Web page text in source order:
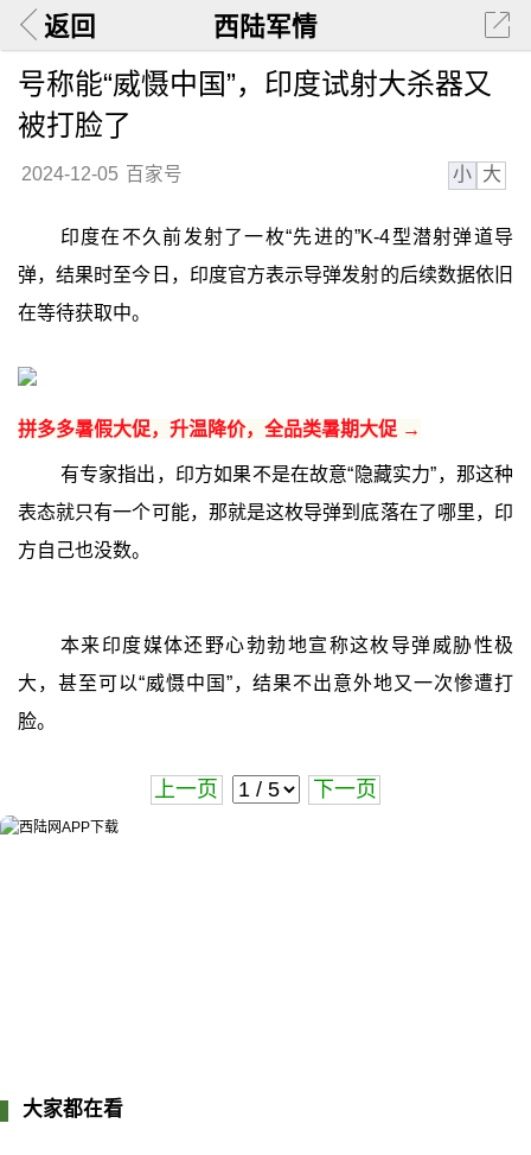
返回 西陆军情
号称能“威慑中国”，印度试射大杀器又
被打脸了
2024-12-05 百家号 小 大
印度在不久前发射了一枚“先进的”K-4型潜射弹道导
弹，结果时至今日，印度官方表示导弹发射的后续数据依旧
在等待获取中。
拼多多暑假大促，升温降价，全品类暑期大促 →
有专家指出，印方如果不是在故意“隐藏实力”，那这种
表态就只有一个可能，那就是这枚导弹到底落在了哪里，印
方自己也没数。
本来印度媒体还野心勃勃地宣称这枚导弹威胁性极
大，甚至可以“威慑中国”，结果不出意外地又一次惨遭打
脸。
上一页 下一页
大家都在看